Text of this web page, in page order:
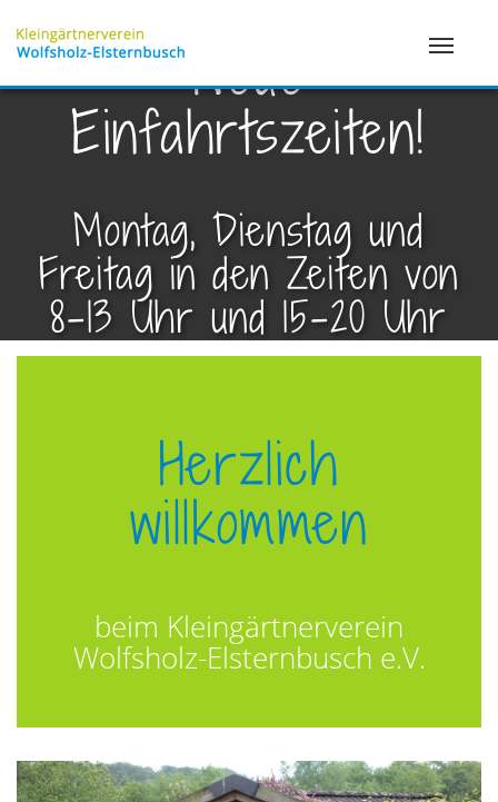
Neue
Einfahrtszeiten!
Montag, Dienstag und
Freitag in den Zeiten von
8-13 Uhr und 15-20 Uhr
Herzlich
willkommen
beim Kleingärtnerverein
Wolfsholz-Elsternbusch e.V.